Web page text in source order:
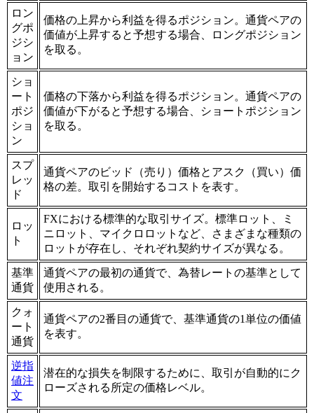
ロン
グポ
ジシ
ョン
価格の上昇から利益を得るポジション。通貨ペアの
価値が上昇すると予想する場合、ロングポジション
を取る。
ショ
ート
ポジ
ショ
ン
価格の下落から利益を得るポジション。通貨ペアの
価値が下がると予想する場合、ショートポジション
を取る。
スプ
レッ
ド
通貨ペアのビッド（売り）価格とアスク（買い）価
格の差。取引を開始するコストを表す。
ロッ
ト
FXにおける標準的な取引サイズ。標準ロット、ミ
ニロット、マイクロロットなど、さまざまな種類の
ロットが存在し、それぞれ契約サイズが異なる。
基準
通貨
通貨ペアの最初の通貨で、為替レートの基準として
使用される。
クォ
ート
通貨
通貨ペアの2番目の通貨で、基準通貨の1単位の価値
を表す。
逆指
値注
文
潜在的な損失を制限するために、取引が自動的にク
ローズされる所定の価格レベル。